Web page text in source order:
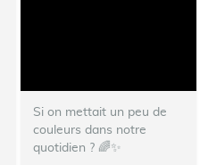
Si on mettait un peu de
couleurs dans notre
quotidien ? 🌈✨